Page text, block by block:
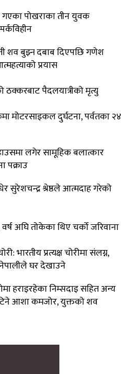
गएका पोखराका तीन युवक
शव बुझ्न दबाब दिएपछि गणेश
प्रयास
ठक्करबाट पैदलयात्रीको मृत्यु
मोटरसाइकल दुर्घटना, पर्वतका २४
लगेर सामूहिक बलात्कार
पक्राउ
सुरेशचन्द्र श्रेष्ठले आत्मदाह गरेको
अघि तोकेका थिए चर्को जरिवाना
भारतीय प्रत्यक्ष चोरीमा संलग्न,
नेपालीले घर देखाउने
हराइरहेका निम्सदाइ सहित अन्य
आशा कमजोर, युक्तको शव